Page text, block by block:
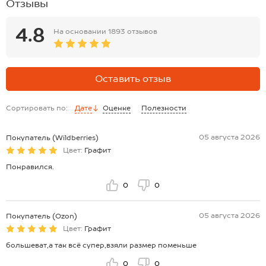
Отзывы
4.8 На основании 1893 отзывов
Оставить отзыв
Сортировать по: Дате Оценке Полезности
Покупатель (Wildberries)
05 августа 2026
Цвет: Графит
Понравился.
0 0
Покупатель (Ozon)
05 августа 2026
Цвет: Графит
большеват,а так всё супер,взяли размер поменьше
0 0